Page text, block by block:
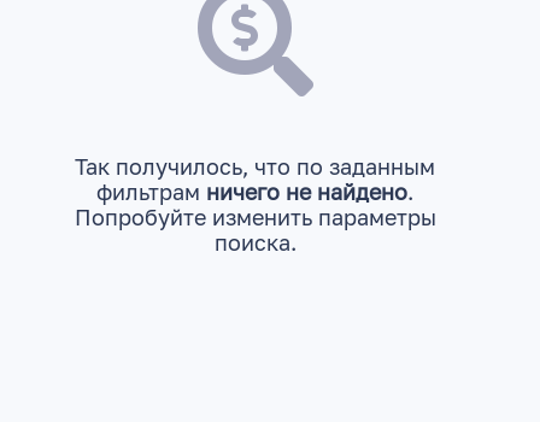
Так получилось, что по заданным
фильтрам ничего не найдено.
Попробуйте изменить параметры
поиска.